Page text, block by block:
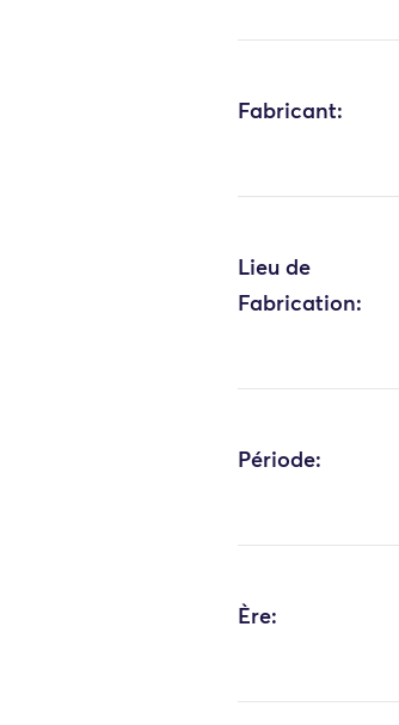
Fabricant:
Lieu de
Fabrication:
Période:
Ère: